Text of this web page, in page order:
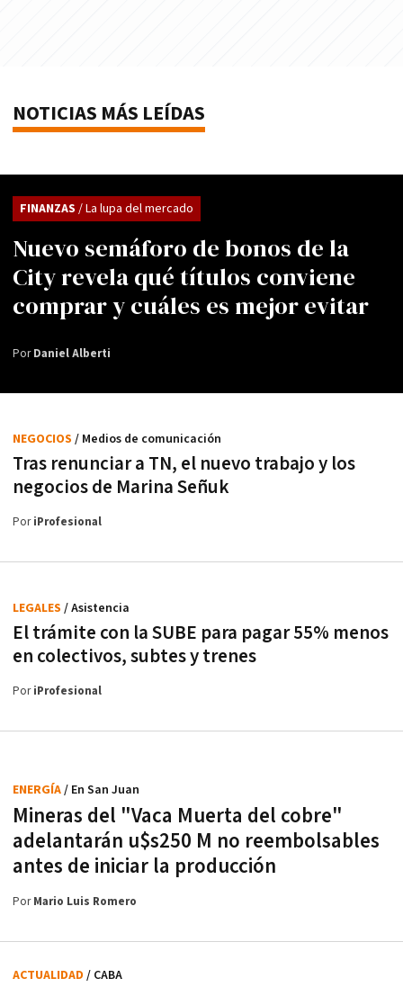
NOTICIAS MÁS LEÍDAS
Nuevo semáforo de bonos de la
City revela qué títulos conviene
comprar y cuáles es mejor evitar
FINANZAS / La lupa del mercado
PorDaniel Alberti
Tras renunciar a TN, el nuevo trabajo y los
negocios de Marina Señuk
NEGOCIOS / Medios de comunicación
PoriProfesional
El trámite con la SUBE para pagar 55% menos
en colectivos, subtes y trenes
LEGALES / Asistencia
PoriProfesional
Mineras del "Vaca Muerta del cobre"
adelantarán u$s250 M no reembolsables
antes de iniciar la producción
ENERGÍA/ En San Juan
PorMario Luis Romero
ACTUALIDAD / CABA